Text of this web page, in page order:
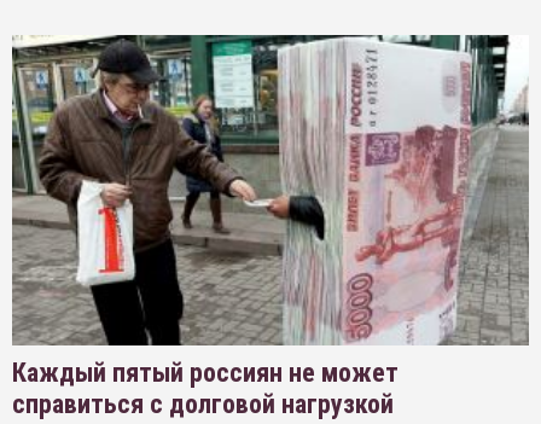
Каждый пятый россиян не может
справиться с долговой нагрузкой